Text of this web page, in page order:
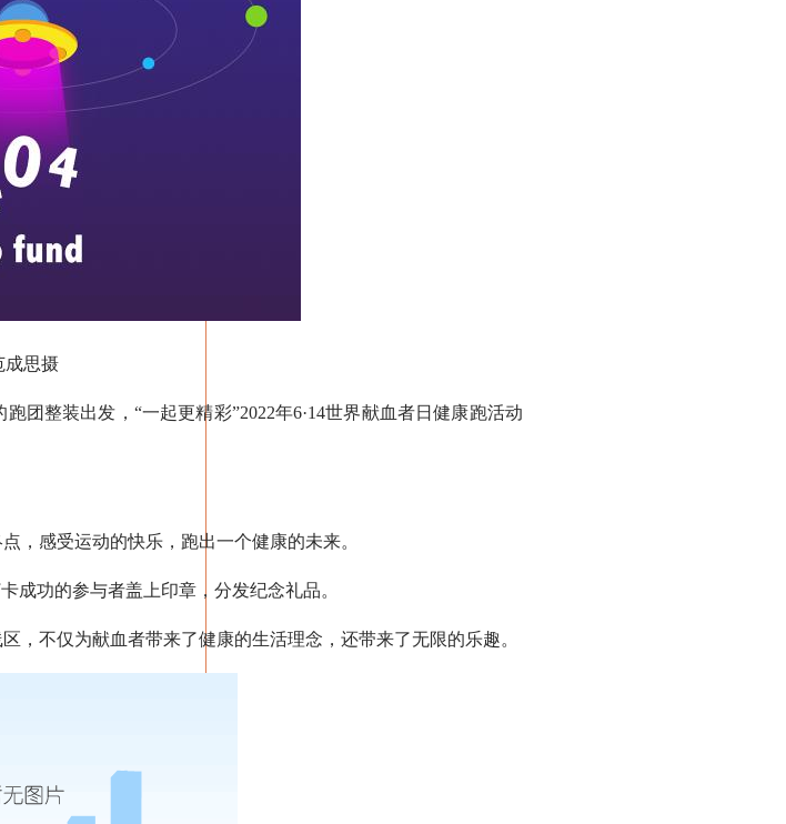
成思摄
整装出发，“一起更精彩”2022年6·14世界献血者日健康跑活动
感受运动的快乐，跑出一个健康的未来。
功的参与者盖上印章，分发纪念礼品。
不仅为献血者带来了健康的生活理念，还带来了无限的乐趣。